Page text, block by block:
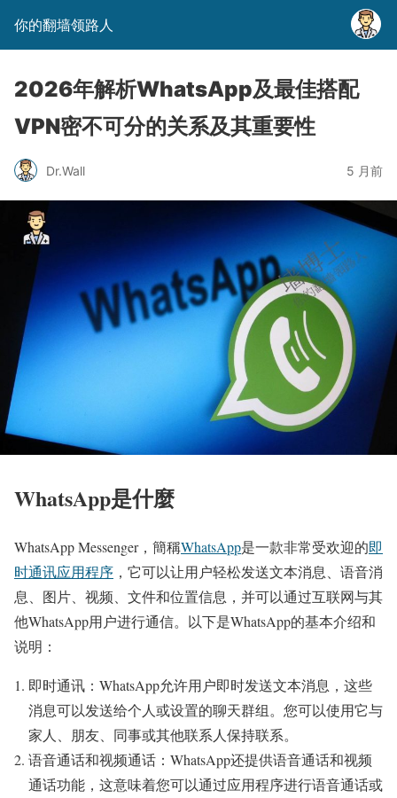
你的翻墙领路人
2026年解析WhatsApp及最佳搭配
VPN密不可分的关系及其重要性
Dr.Wall 5 月前
WhatsApp是什麼
WhatsApp Messenger，簡稱WhatsApp是一款非常受欢迎的即
时通讯应用程序 ，它可以让用户轻松发送文本消息、语音消
息、图片、视频、文件和位置信息，并可以通过互联网与其
他WhatsApp用户进行通信。以下是WhatsApp的基本介绍和
说明：
即时通讯：WhatsApp允许用户即时发送文本消息，这些
消息可以发送给个人或设置的聊天群组。您可以使用它与
家人、朋友、同事或其他联系人保持联系。
语音通话和视频通话：WhatsApp还提供语音通话和视频
通话功能，这意味着您可以通过应用程序进行语音通话或